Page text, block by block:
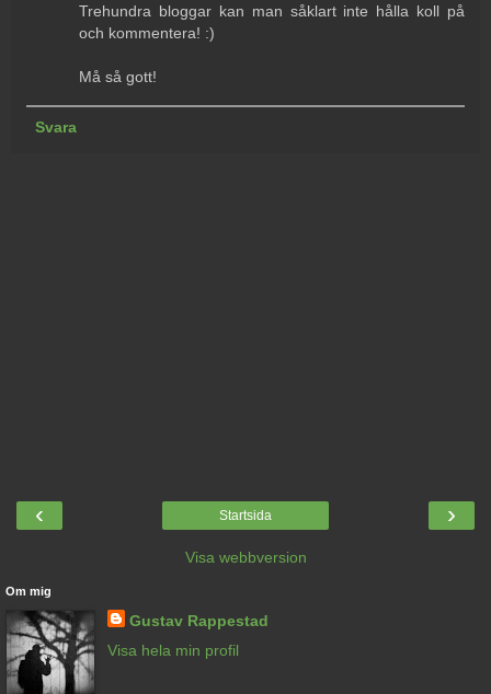
Trehundra bloggar kan man såklart inte hålla koll på
och kommentera! :)
Må så gott!
Svara
‹ ›
Startsida
Visa webbversion
Om mig
Gustav Rappestad
Visa hela min profil